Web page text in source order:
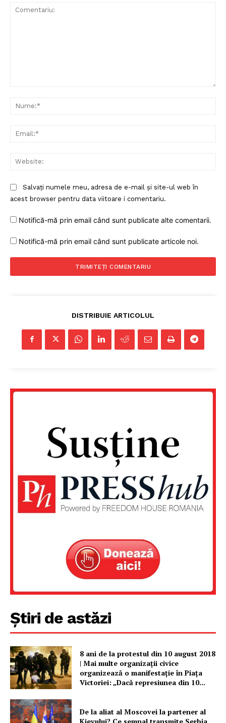
Salvați numele meu, adresa de e-mail și site-ul web în
acest browser pentru data viitoare i comentariu.
Notifică-mă prin email când sunt publicate alte comentarii.
Notifică-mă prin email când sunt publicate articole noi.
DISTRIBUIE ARTICOLUL
Știri de astăzi
8 ani de la protestul din 10 august 2018
| Mai multe organizații civice
organizează o manifestație în Piața
Victoriei: „Dacă represiunea din 10...
De la aliat al Moscovei la partener al
Kievului? Ce semnal transmite Serbia